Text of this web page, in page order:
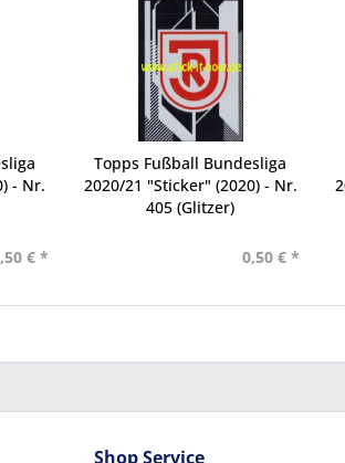
- Nr.
€ *
Topps Fußball Bundesliga
2020/21 "Sticker" (2020) - Nr.
405 (Glitzer)
0,50 € *
Shop Service